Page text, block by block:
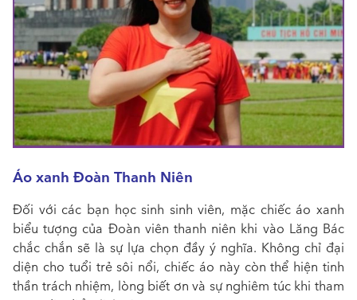
Áo xanh Đoàn Thanh Niên
Đối với các bạn học sinh sinh viên, mặc chiếc áo xanh
biểu tượng của Đoàn viên thanh niên khi vào Lăng Bác
chắc chắn sẽ là sự lựa chọn đầy ý nghĩa. Không chỉ đại
diện cho tuổi trẻ sôi nổi, chiếc áo này còn thể hiện tinh
thần trách nhiệm, lòng biết ơn và sự nghiêm túc khi tham